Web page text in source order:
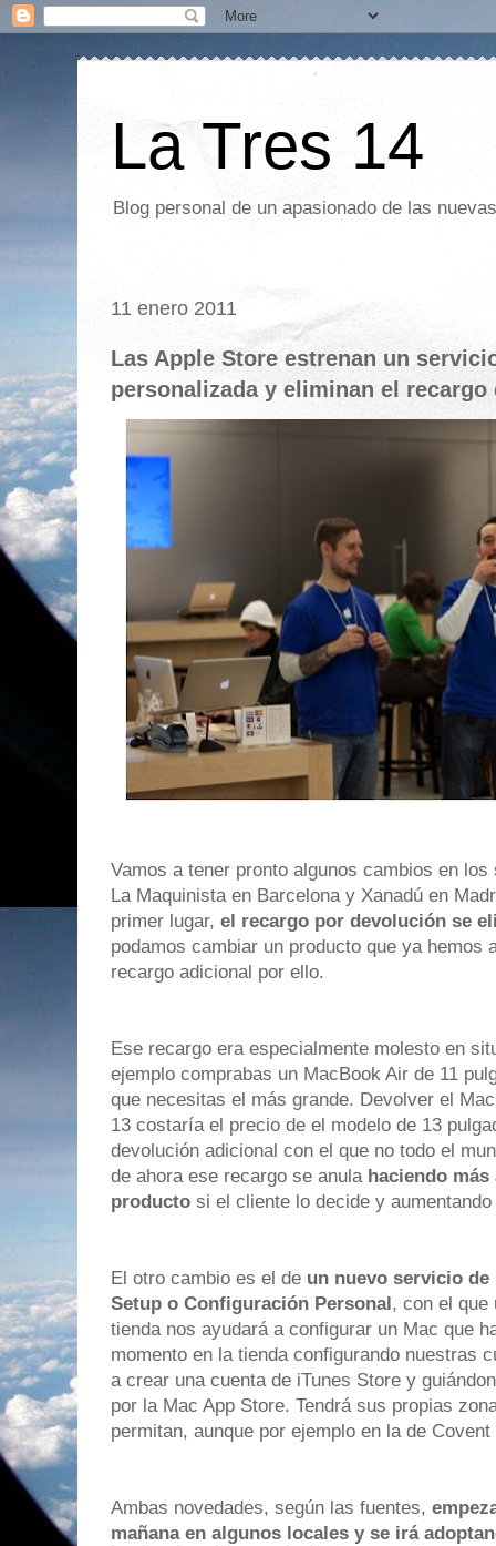
La Tres 14
Blog personal de un apasionado de las
11 enero 2011
Las Apple Store estrenan un
personalizada y eliminan el recargo
Vamos a tener pronto algunos cambios en
La Maquinista en Barcelona y Xanadú en
primer lugar, el recargo por devolución se
podamos cambiar un producto que ya hemos
recargo adicional por ello.
Ese recargo era especialmente molesto en
ejemplo comprabas un MacBook Air de 11
que necesitas el más grande. Devolver el
13 costaría el precio de el modelo de 13
devolución adicional con el que no todo el
de ahora ese recargo se anula haciendo
producto si el cliente lo decide y
El otro cambio es el de un nuevo servicio
Setup o Configuración Personal, con el que
tienda nos ayudará a configurar un Mac que
momento en la tienda configurando nuestras
a crear una cuenta de iTunes Store y
por la Mac App Store. Tendrá sus propias
permitan, aunque por ejemplo en la de
Ambas novedades, según las fuentes,
mañana en algunos locales y se irá